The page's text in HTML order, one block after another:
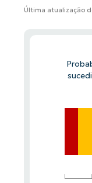
Última atualização